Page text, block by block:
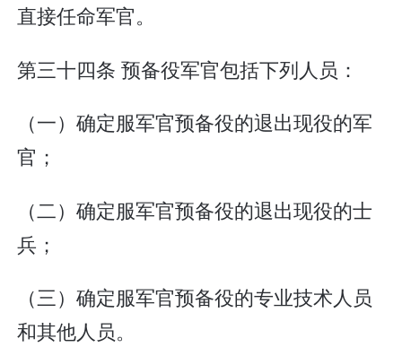
直接任命军官。
第三十四条 预备役军官包括下列人员：
（一）确定服军官预备役的退出现役的军
官；
（二）确定服军官预备役的退出现役的士
兵；
（三）确定服军官预备役的专业技术人员
和其他人员。